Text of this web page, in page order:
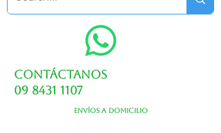
Contáctanos
09 8431 1107
Envíos a domicilio